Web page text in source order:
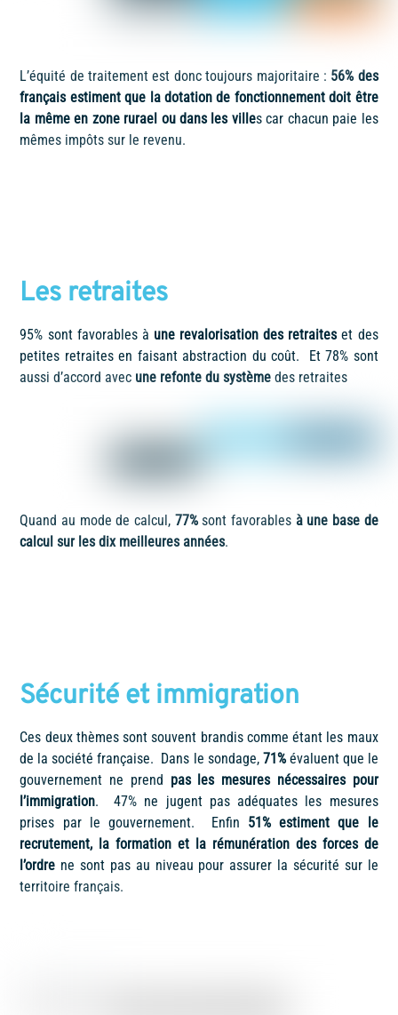
L’équité de traitement est donc toujours majoritaire : 56% des
français estiment que la dotation de fonctionnement doit être
la même en zone rurael ou dans les villes car chacun paie les
mêmes impôts sur le revenu.
Les retraites
95% sont favorables à une revalorisation des retraiteset des
petites retraites en faisant abstraction du coût. Et 78% sont
aussi d’accord avec une refonte du système des retraites
Quand au mode de calcul, 77%sont favorables à une base de
calcul sur les dix meilleures années.
Sécurité et immigration
Ces deux thèmes sont souvent brandis comme étant les maux
de la société française. Dans le sondage, 71%évaluent que le
gouvernement ne prend pas les mesures nécessaires pour
l’immigration. 47% ne jugent pas adéquates les mesures
prises par le gouvernement. Enfin 51% estiment que le
recrutement, la formation et la rémunération des forces de
l’ordre ne sont pas au niveau pour assurer la sécurité sur le
territoire français.